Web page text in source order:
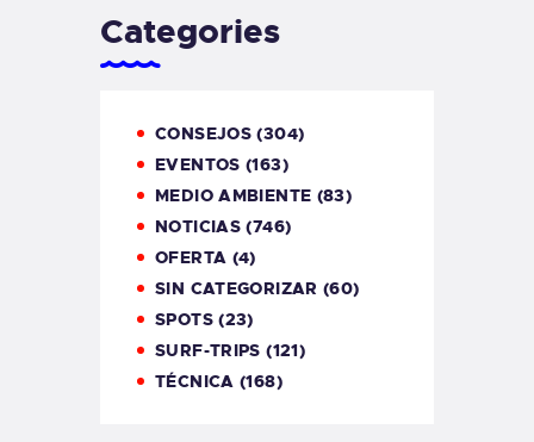
Categories
CONSEJOS (304)
EVENTOS (163)
MEDIO AMBIENTE (83)
NOTICIAS (746)
OFERTA (4)
SIN CATEGORIZAR (60)
SPOTS(23)
SURF-TRIPS (121)
TÉCNICA (168)